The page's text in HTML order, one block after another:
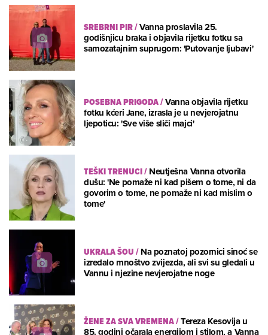
SREBRNI PIR/Vanna proslavila 25.
godišnjicu braka i objavila rijetku fotku sa
samozatajnim suprugom: 'Putovanje ljubavi'
POSEBNA PRIGODA/Vanna objavila rijetku
fotku kćeri Jane, izrasla je u nevjerojatnu
ljepoticu: 'Sve više sliči majci'
TEŠKI TRENUCI/Neutješna Vanna otvorila
dušu: 'Ne pomaže ni kad pišem o tome, ni da
govorim o tome, ne pomaže ni kad mislim o
tome'
UKRALA ŠOU/Na poznatoj pozornici sinoć se
izredalo mnoštvo zvijezda, ali svi su gledali u
Vannu i njezine nevjerojatne noge
ŽENE ZA SVA VREMENA/Tereza Kesovija u
85. godini očarala energijom i stilom, a Vanna